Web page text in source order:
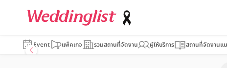
Event แพ็คเกจ รวมสถานที่จัดงาน ผู้ให้บริการ สถานที่จัดงานแ